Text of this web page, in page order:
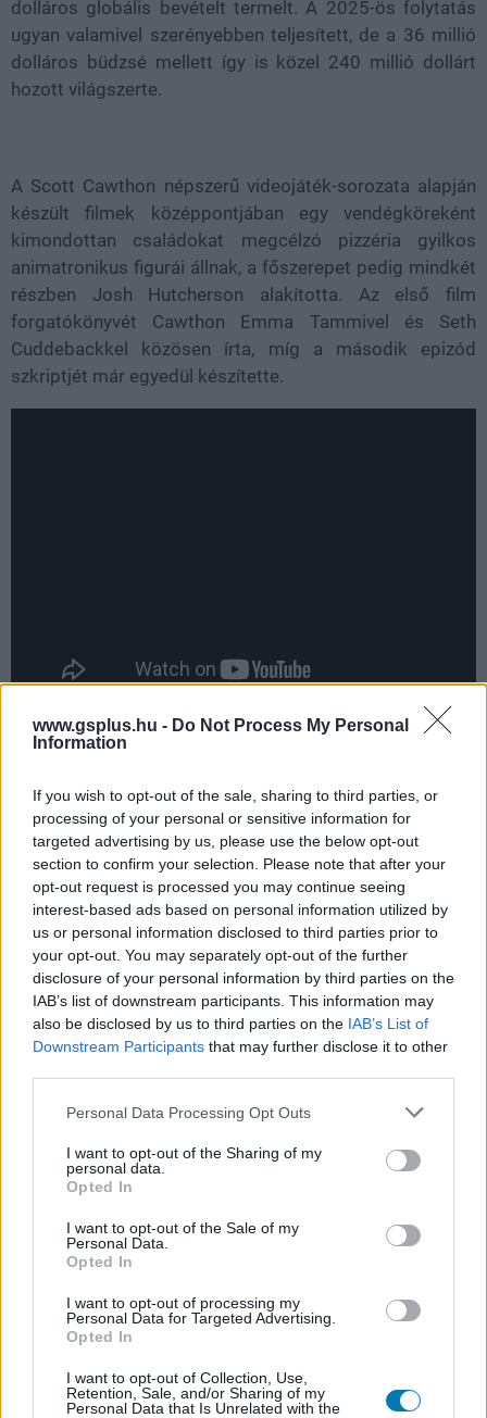
www.gsplus.hu - Do Not Process My Personal
Information
If you wish to opt-out of the sale, sharing to third parties, or
processing of your personal or sensitive information for
targeted advertising by us, please use the below opt-out
section to confirm your selection. Please note that after your
opt-out request is processed you may continue seeing
interest-based ads based on personal information utilized by
us or personal information disclosed to third parties prior to
your opt-out. You may separately opt-out of the further
disclosure of your personal information by third parties on the
IAB’s list of downstream participants. This information may
also be disclosed by us to third parties on the IAB’s List of
Downstream Participants that may further disclose it to other
Please note that this website/app uses one or more Google
not limited to your visit or usage behaviour. You may click to
grant or deny consent to Google and its third-party tags to
use your data for below specified purposes in below Google
consent section.
Personal Data Processing Opt Outs
I want to opt-out of the Sharing of my
personal data.
Opted In
I want to opt-out of the Sale of my
Personal Data.
Opted In
I want to opt-out of processing my
Personal Data for Targeted Advertising.
Opted In
I want to opt-out of Collection, Use,
Retention, Sale, and/or Sharing of my
Personal Data that Is Unrelated with the
dolláros globális bevételt termelt. A 2025-ös folytatás
ugyan valamivel szerényebben teljesített, de a 36 millió
dolláros büdzsé mellett így is közel 240 millió dollárt
hozott világszerte.
A Scott Cawthon népszerű videojáték-sorozata alapján
készült filmek középpontjában egy vendégköreként
kimondottan családokat megcélzó pizzéria gyilkos
animatronikus figurái állnak, a főszerepet pedig mindkét
részben Josh Hutcherson alakította. Az első film
forgatókönyvét Cawthon Emma Tammivel és Seth
Cuddebackkel közösen írta, míg a második epizód
szkriptjét már egyedül készítette.
Bár a kasszáknál kiválóan teljesített a franchise, a
lelkesedéssel. Éppen ezért a Blumhouse minden
bizonnyal abban bízik, hogy Dauberman érkezésével
nemcsak a bevételek maradnak impozánsak, hanem a
filmsorozat szakmai megítélése is javulhat.
SMASH by Meló-Diák: Homok, zene és a nyár legjobb
hangulata – Jön a második forduló! (X)
Július végén folytatódik a balatoni strandröplabda-
sorozat.
#forgatókönyvíró